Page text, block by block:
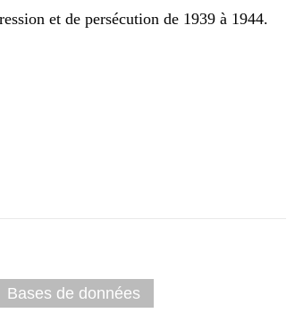
et de persécution de 1939 à 1944.
Bases de données